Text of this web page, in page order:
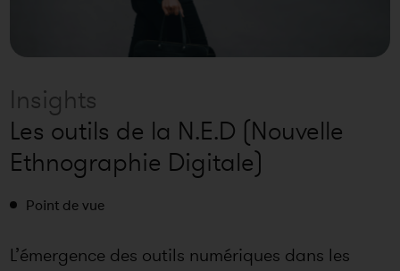
Insights
Les outils de la N.E.D (Nouvelle
Ethnographie Digitale)
Point de vue
L’émergence des outils numériques dans les